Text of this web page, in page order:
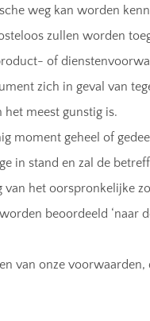
weg kan worden
zullen worden
of
zich in geval van
meest gunstig is.
moment geheel of
in stand en zal de
het oorspronkelijke
beoordeeld ‘naar
van onze